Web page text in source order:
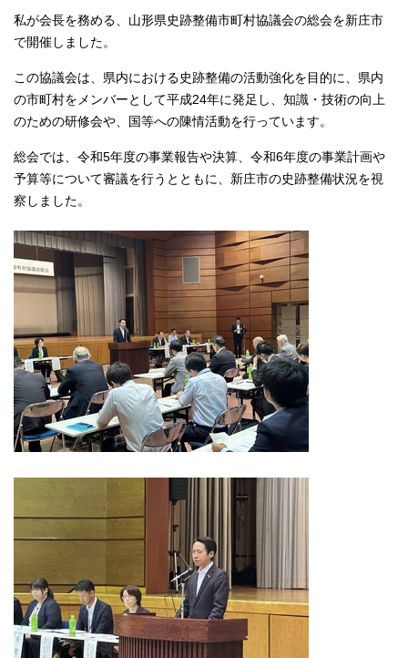
私が会長を務める、山形県史跡整備市町村協議会の総会を新庄市
で開催しました。
この協議会は、県内における史跡整備の活動強化を目的に、県内
の市町村をメンバーとして平成24年に発足し、知識・技術の向上
のための研修会や、国等への陳情活動を行っています。
総会では、令和5年度の事業報告や決算、令和6年度の事業計画や
予算等について審議を行うとともに、新庄市の史跡整備状況を視
察しました。